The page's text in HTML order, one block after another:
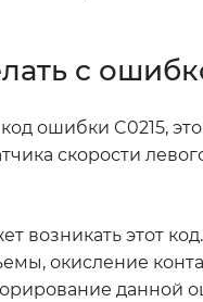
с
ошибки C0215,
скорости
возникать этот
окисление